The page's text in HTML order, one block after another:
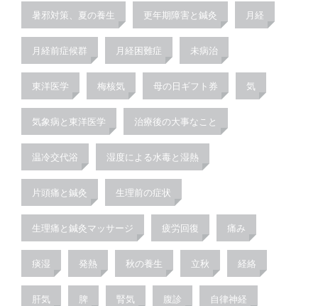
暑邪対策、夏の養生 更年期障害と鍼灸 月経
月経前症候群 月経困難症 未病治
東洋医学 梅核気 母の日ギフト券 気
気象病と東洋医学 治療後の大事なこと
温冷交代浴 湿度による水毒と湿熱
片頭痛と鍼灸 生理前の症状
生理痛と鍼灸マッサージ 疲労回復 痛み
痰湿 発熱 秋の養生 立秋 経絡
肝気 脾 腎気 腹診 自律神経